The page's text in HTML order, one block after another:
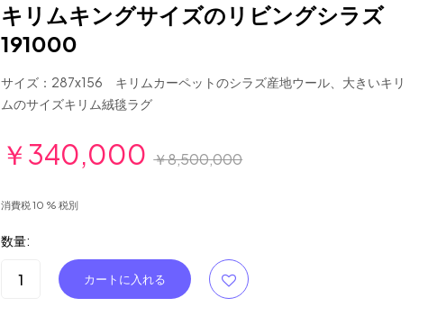
キリムキングサイズのリビングシラズ
191000
サイズ：287x156 キリムカーペットのシラズ産地ウール、大きいキリ
ムのサイズキリム絨毯ラグ
￥340,000 ￥8,500,000
消費税 10 % 税別
数量: